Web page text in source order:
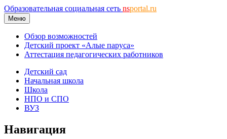
Образовательная социальная сеть nsportal.ru
Меню
Обзор возможностей
Детский проект «Алые паруса»
Аттестация педагогических работников
Детский сад
Начальная школа
Школа
НПО и СПО
ВУЗ
Навигация